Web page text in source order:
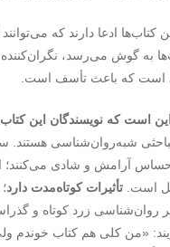
کتاب‌ها ادعا دارند که
به گوش می‌رسد، نگران‌کننده
است که باعث تأسف است.
است که نویسندگان این
شبه‌روان‌شناسی هستند.
آرامش و شادی می‌کنند؛ اما
است. تأثیرات کوتاه‌مدت دارد
روان‌شناسی زرد کوتاه و
«من کلی هم کتاب خوندم